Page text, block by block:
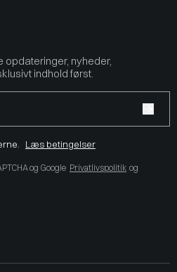
opdateringer, nyheder,
indhold først.
Læs betingelser
og Google Privatlivspolitik og